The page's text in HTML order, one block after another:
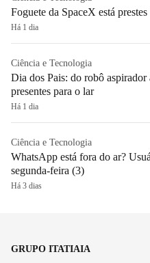
Foguete da SpaceX está
Há 1 dia
Ciência e Tecnologia
Dia dos Pais: do robô
presentes para o lar
Há 1 dia
Ciência e Tecnologia
WhatsApp está fora do ar?
segunda-feira (3)
Há 3 dias
GRUPO ITATIAIA